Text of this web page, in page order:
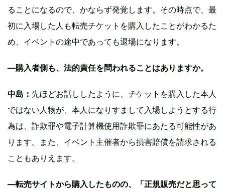
ることになるので、かならず発覚します。その時点で、最
初に入場した人も転売チケットを購入したことがわかるた
め、イベントの途中であっても退場になります。
—購入者側も、法的責任を問われることはありますか。
中島： 先ほどお話ししたように、チケットを購入した本人
ではない人物が、本人になりすまして入場しようとする行
為は、詐欺罪や電子計算機使用詐欺罪にあたる可能性があ
ります。また、イベント主催者から損害賠償を請求される
こともありえます。
—転売サイトから購入したものの、「正規販売だと思って